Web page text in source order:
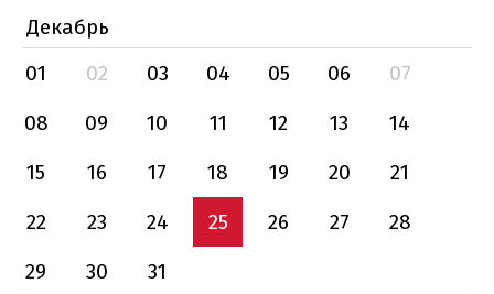
Декабрь
01
02 03 04 05 06
07
08
09 10 11 12 13
14
15
16 17 18 19 20
21
22
23 24 25 26 27
28
29
30 31